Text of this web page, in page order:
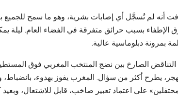
أنه لم تُسجَّل أي إصابات بشرية، وهو ما سمح
الإطفاء بسبب حرائق متفرقة في الفضاء العام. ليلة
بمرونة دبلوماسية عالية.
التناقض الصارخ بين نضج المنتخب المغربي فوق
يطرح أكثر من سؤال. المغرب يفوز بهدوء،
على اعتماد تعبير صاخب، قابل للاشتعال،